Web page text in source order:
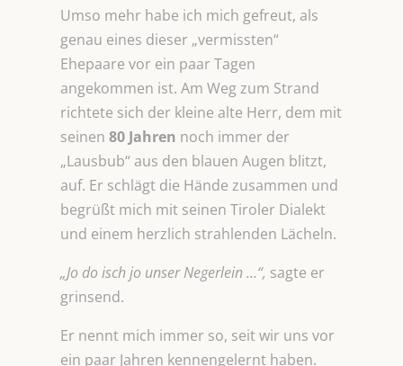
Umso mehr habe ich mich gefreut, als
genau eines dieser „vermissten“
Ehepaare vor ein paar Tagen
angekommen ist. Am Weg zum Strand
richtete sich der kleine alte Herr, dem mit
seinen 80 Jahren noch immer der
„Lausbub“ aus den blauen Augen blitzt,
auf. Er schlägt die Hände zusammen und
begrüßt mich mit seinen Tiroler Dialekt
und einem herzlich strahlenden Lächeln.
„Jo do isch jo unser Negerlein …“, sagte er
grinsend.
Er nennt mich immer so, seit wir uns vor
ein paar Jahren kennengelernt haben.